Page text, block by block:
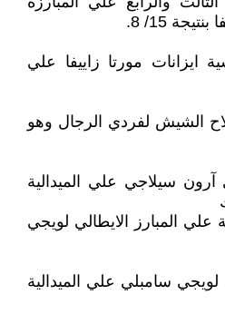
15/ 8.
ايزانات مورتا زاييفا علي
الشيش لفردي الرجال وهو
سيلاجي علي الميدالية
علي المبارز الايطالي لويجي
لويجي سامبلي علي الميدالية